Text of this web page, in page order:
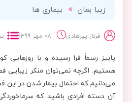
زیبا بمان بیماری ها
فرناز پیرهادی 08 مهر 1399
پاییز رسماً فرا رسیده و با روزهایی
هستیم. اگرچه نمی‌توان منکر زیبایی
می‌دانیم که احتمال بیمار شدن در این
آن دسته افرادی باشید که